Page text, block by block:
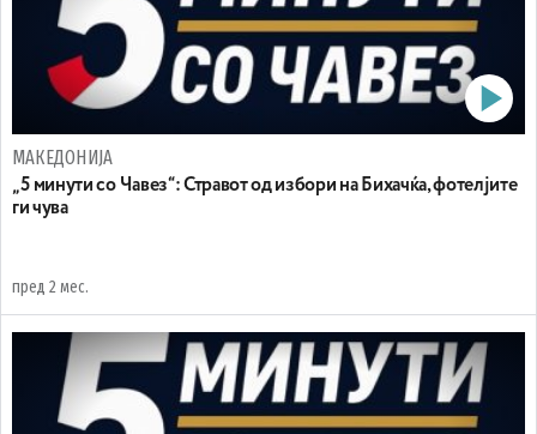
МАКЕДОНИЈА
„ 5 минути со Чавез“: Стравот од избори на Бихачќа, фотелјите
ги чува
пред 2 мес.